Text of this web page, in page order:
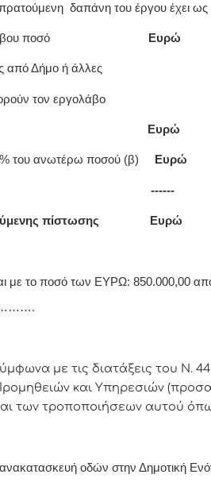
δαπάνη του έργου έχει ως
εργολάβου ποσό Ευρώ
από Δήμο ή άλλες
τον εργολάβο
του ανωτέρω ποσού (β) Ευρώ
πίστωσης Ευρώ
με το ποσό των ΕΥΡΩ: 850.000,00
με τις διατάξεις του Ν.
και Υπηρεσιών
των τροποποιήσεων αυτού
οδών στην Δημοτική